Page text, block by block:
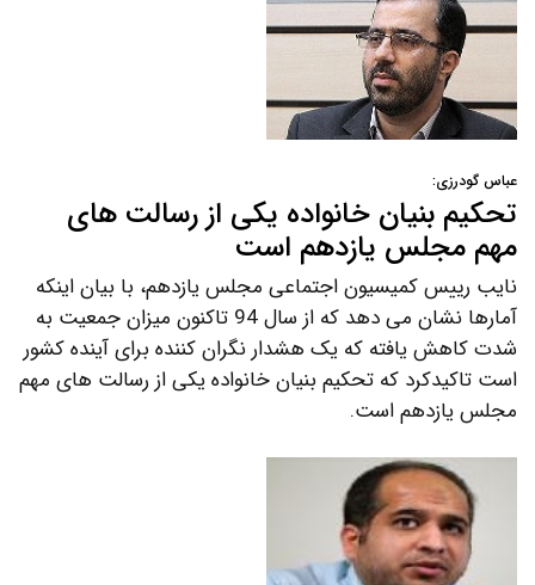
عباس گودرزی:
تحکیم بنیان خانواده یکی از رسالت های
مهم مجلس یازدهم است
نایب رییس کمیسیون اجتماعی مجلس یازدهم، با بیان اینکه
آمارها نشان می دهد که از سال 94 تاکنون میزان جمعیت به
شدت کاهش یافته که یک هشدار نگران کننده برای آینده کشور
است تاکیدکرد که تحکیم بنیان خانواده یکی از رسالت های مهم
مجلس یازدهم است.